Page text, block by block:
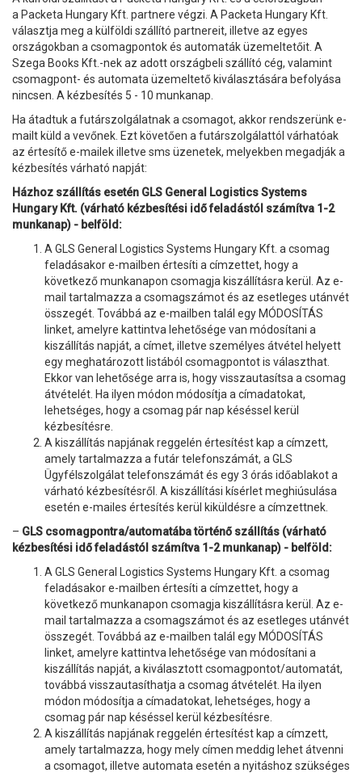
a Packeta Hungary Kft. partnere végzi. A Packeta Hungary Kft.
választja meg a külföldi szállító partnereit, illetve az egyes
országokban a csomagpontok és automaták üzemeltetőit. A
Szega Books Kft.-nek az adott országbeli szállító cég, valamint
csomagpont- és automata üzemeltető kiválasztására befolyása
nincsen. A kézbesítés 5 - 10 munkanap.
Ha átadtuk a futárszolgálatnak a csomagot, akkor rendszerünk e-
mailt küld a vevőnek. Ezt követően a futárszolgálattól várhatóak
az értesítő e-mailek illetve sms üzenetek, melyekben megadják a
kézbesítés várható napját:
Házhoz szállítás esetén GLS General Logistics Systems
Hungary Kft. (várható kézbesítési idő feladástól számítva 1-2
munkanap) - belföld:
A GLS General Logistics Systems Hungary Kft. a csomag
feladásakor e-mailben értesíti a címzettet, hogy a
következő munkanapon csomagja kiszállításra kerül. Az e-
mail tartalmazza a csomagszámot és az esetleges utánvét
összegét. Továbbá az e-mailben talál egy MÓDOSÍTÁS
linket, amelyre kattintva lehetősége van módosítani a
kiszállítás napját, a címet, illetve személyes átvétel helyett
egy meghatározott listából csomagpontot is választhat.
Ekkor van lehetősége arra is, hogy visszautasítsa a csomag
átvételét. Ha ilyen módon módosítja a címadatokat,
lehetséges, hogy a csomag pár nap késéssel kerül
kézbesítésre.
A kiszállítás napjának reggelén értesítést kap a címzett,
amely tartalmazza a futár telefonszámát, a GLS
Ügyfélszolgálat telefonszámát és egy 3 órás időablakot a
várható kézbesítésről. A kiszállítási kísérlet meghiúsulása
esetén e-mailes értesítés kerül kiküldésre a címzettnek.
– GLS csomagpontra/automatába történő szállítás (várható
kézbesítési idő feladástól számítva 1-2 munkanap) - belföld:
A GLS General Logistics Systems Hungary Kft. a csomag
feladásakor e-mailben értesíti a címzettet, hogy a
következő munkanapon csomagja kiszállításra kerül. Az e-
mail tartalmazza a csomagszámot és az esetleges utánvét
összegét. Továbbá az e-mailben talál egy MÓDOSÍTÁS
linket, amelyre kattintva lehetősége van módosítani a
kiszállítás napját, a kiválasztott csomagpontot/automatát,
továbbá visszautasíthatja a csomag átvételét. Ha ilyen
módon módosítja a címadatokat, lehetséges, hogy a
csomag pár nap késéssel kerül kézbesítésre.
A kiszállítás napjának reggelén értesítést kap a címzett,
amely tartalmazza, hogy mely címen meddig lehet átvenni
a csomagot, illetve automata esetén a nyitáshoz szükséges